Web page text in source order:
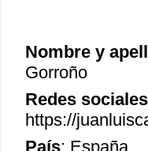
Nombre y
Gorroño
Redes sociales
https://
País: España